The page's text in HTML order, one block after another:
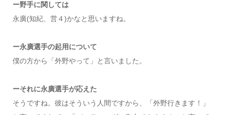
ー野手に関しては
永廣(知紀、営４)かなと思いますね。
ー永廣選手の起用について
僕の方から「外野やって」と言いました。
ーそれに永廣選手が応えた
そうですね。彼はそういう人間ですから、「外野行きます！」